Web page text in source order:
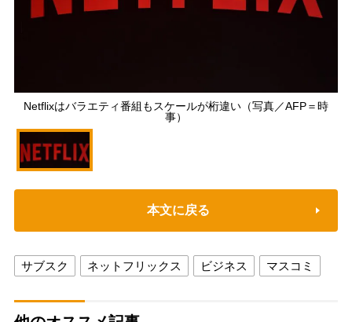
Netflixはバラエティ番組もスケールが桁違い（写真／AFP＝時
事）
本文に戻る
サブスク ネットフリックス ビジネス マスコミ